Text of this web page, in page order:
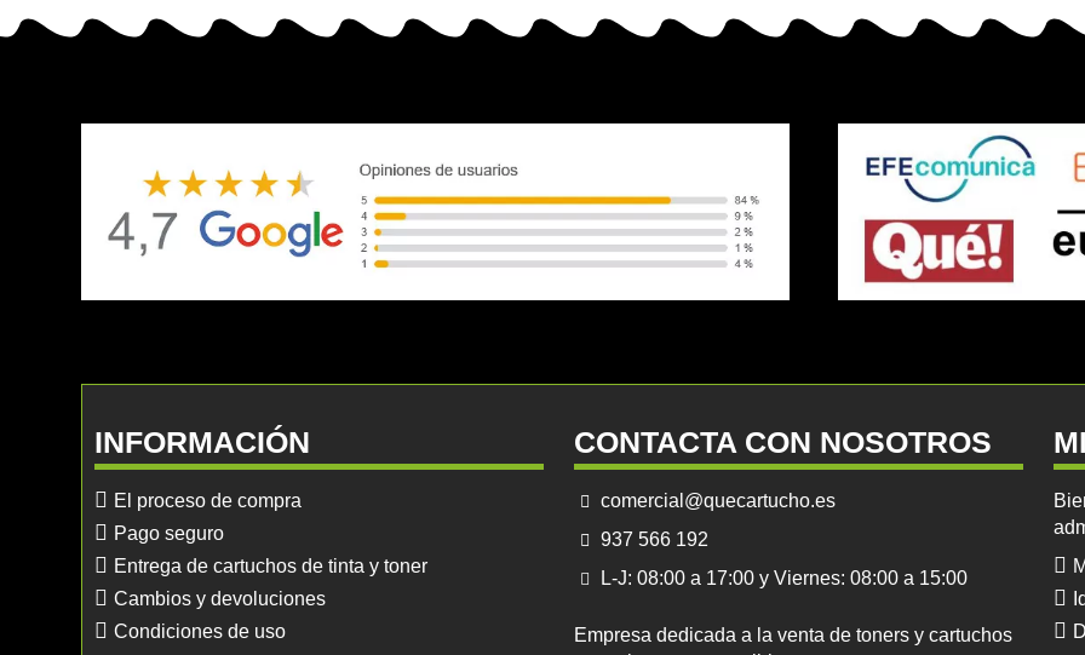
INFORMACIÓN
El proceso de compra
Pago seguro
Entrega de cartuchos de tinta y toner
Cambios y devoluciones
Condiciones de uso
CONTACTA CON NOSOTROS
comercial@quecartucho.es
937 566 192
L-J: 08:00 a 17:00 y Viernes: 08:00 a 15:00
Empresa dedicada a la venta de toners y cartuchos